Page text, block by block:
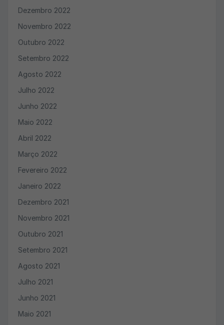
Dezembro 2022
Novembro 2022
Outubro 2022
Setembro 2022
Agosto 2022
Julho 2022
Junho 2022
Maio 2022
Abril 2022
Março 2022
Fevereiro 2022
Janeiro 2022
Dezembro 2021
Novembro 2021
Outubro 2021
Setembro 2021
Agosto 2021
Julho 2021
Junho 2021
Maio 2021